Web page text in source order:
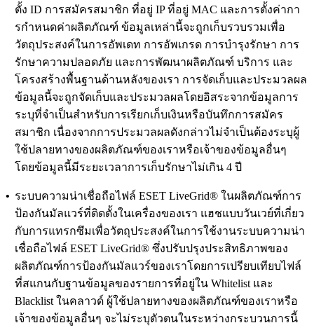
ตั้ง ID การสมัครสมาชิก ที่อยู่ IP ที่อยู่ MAC และการตั้งค่ากา
รกําหนดค่าผลิตภัณฑ์ ข้อมูลเหล่านี้จะถูกเก็บรวบรวมเพื่อ
วัตถุประสงค์ในการอัพเดท การอัพเกรด การบํารุงรักษา การ
รักษาความปลอดภัย และการพัฒนาผลิตภัณฑ์ บริการ และ
โครงสร้างพื้นฐานด้านหลังของเรา การจัดเก็บและประมวลผล
ข้อมูลนี้จะถูกจัดเก็บและประมวลผลโดยอิสระจากข้อมูลการ
ระบุที่จําเป็นสําหรับการเรียกเก็บเงินหรือบันทึกการสมัคร
สมาชิก เนื่องจากการประมวลผลดังกล่าวไม่จําเป็นต้องระบุผู้
ใช้ปลายทางของผลิตภัณฑ์ของเราหรือเจ้าของข้อมูลอื่นๆ
โดยข้อมูลนี้มีระยะเวลาการเก็บรักษาไม่เกิน 4 ปี
• ระบบความน่าเชื่อถือไฟล์ ESET LiveGrid® ในผลิตภัณฑ์การ
ป้องกันมัลแวร์ที่ติดตั้งในเครื่องของเรา แฮชแบบวันเวย์ที่เกี่ยว
กับการแทรกซึมเพื่อวัตถุประสงค์ในการใช้งานระบบความน่า
เชื่อถือไฟล์ ESET LiveGrid® ซึ่งปรับปรุงประสิทธิภาพของ
ผลิตภัณฑ์การป้องกันมัลแวร์ของเราโดยการเปรียบเทียบไฟล์
ที่สแกนกับฐานข้อมูลของรายการที่อยู่ใน Whitelist และ
Blacklist ในคลาวด์ ผู้ใช้ปลายทางของผลิตภัณฑ์ของเราหรือ
เจ้าของข้อมูลอื่นๆ จะไม่ระบุตัวตนในระหว่างกระบวนการนี้